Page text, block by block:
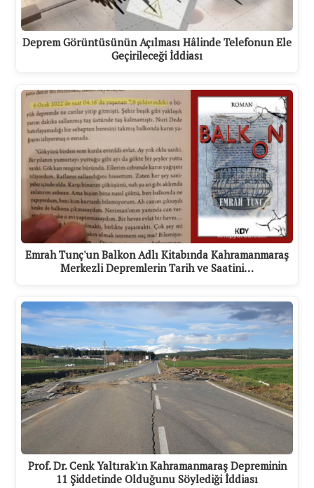
Deprem Görüntüsünün Açılması Hâlinde Telefonun Ele
Geçirileceği İddiası
Emrah Tunç'un Balkon Adlı Kitabında Kahramanmaraş
Merkezli Depremlerin Tarih ve Saatini…
Prof. Dr. Cenk Yaltırak'ın Kahramanmaraş Depreminin
11 Şiddetinde Olduğunu Söylediği İddiası